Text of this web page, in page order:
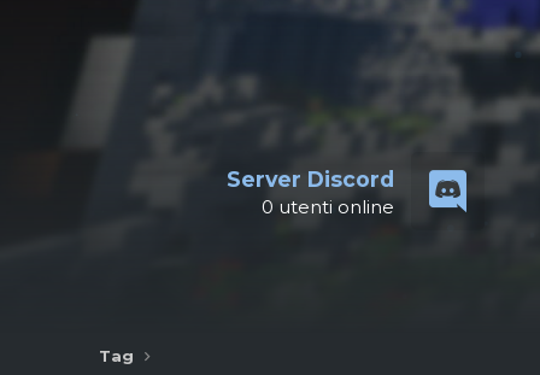
Server Discord
0 utenti online
Tag